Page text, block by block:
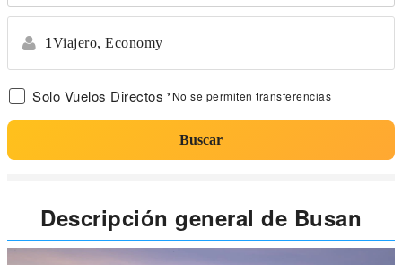
1Viajero, Economy
Solo Vuelos Directos *No se permiten transferencias
Buscar
Descripción general de Busan